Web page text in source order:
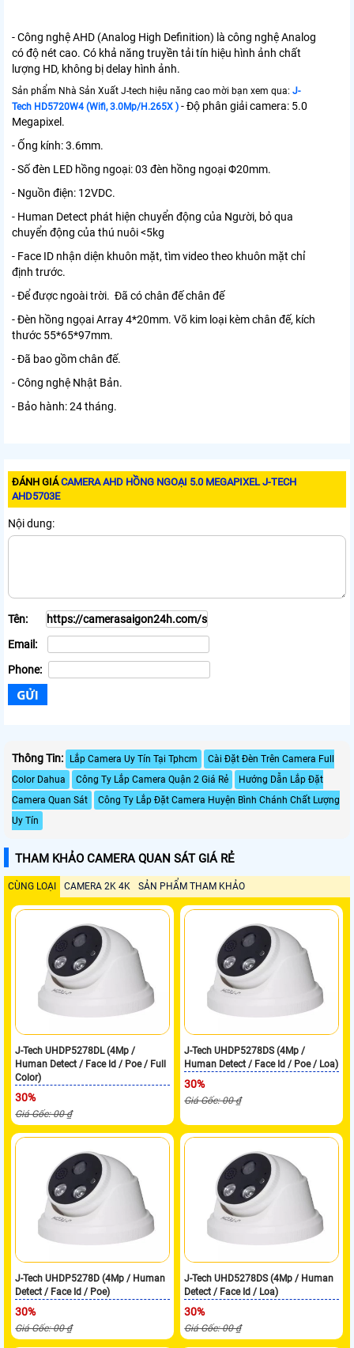
- Công nghệ AHD (Analog High Definition) là công nghệ Analog
có độ nét cao. Có khả năng truyền tải tín hiệu hình ảnh chất
lượng HD, không bị delay hình ảnh.
Sản phẩm Nhà Sản Xuất J-tech hiệu năng cao mời bạn xem qua: J-
Tech HD5720W4 (Wifi, 3.0Mp/H.265X ) - Độ phân giải camera: 5.0
Megapixel.
- Ống kính: 3.6mm.
- Số đèn LED hồng ngoại: 03 đèn hồng ngoại Φ20mm.
- Nguồn điện: 12VDC.
- Human Detect phát hiện chuyển động của Người, bỏ qua
chuyển động của thú nuôi <5kg
- Face ID nhận diện khuôn mặt, tìm video theo khuôn mặt chỉ
định trước.
- Để được ngoài trời. Đã có chân đế chân đế
- Đèn hồng ngọai Array 4*20mm. Võ kim loại kèm chân đế, kích
thước 55*65*97mm.
- Đã bao gồm chân đế.
- Công nghệ Nhật Bản.
- Bảo hành: 24 tháng.
ĐÁNH GIÁCAMERA AHD HỒNG NGOẠI 5.0 MEGAPIXEL J-TECH
AHD5703E
Nội dung:
Tên:
Email:
Phone:
Thông Tin: Lắp Camera Uy Tín Tại Tphcm
Cài Đặt Đèn Trên Camera Full
Color Dahua
Công Ty Lắp Camera Quận 2 Giá Rẻ
Hướng Dẫn Lắp Đặt
Camera Quan Sát
Công Ty Lắp Đặt Camera Huyện Bình Chánh Chất Lượng
Uy Tín
THAM KHẢO CAMERA QUAN SÁT GIÁ RẺ
CÙNG LOẠI CAMERA 2K 4K SẢN PHẨM THAM KHẢO
J-Tech UHDP5278DL (4Mp /
Human Detect / Face Id / Poe / Full
Color)
30%
Giá Gốc: 00 ₫
J-Tech UHDP5278DS (4Mp /
Human Detect / Face Id / Poe / Loa)
30%
Giá Gốc: 00 ₫
J-Tech UHDP5278D (4Mp / Human
Detect / Face Id / Poe)
30%
Giá Gốc: 00 ₫
J-Tech UHD5278DS (4Mp / Human
Detect / Face Id / Loa)
30%
Giá Gốc: 00 ₫